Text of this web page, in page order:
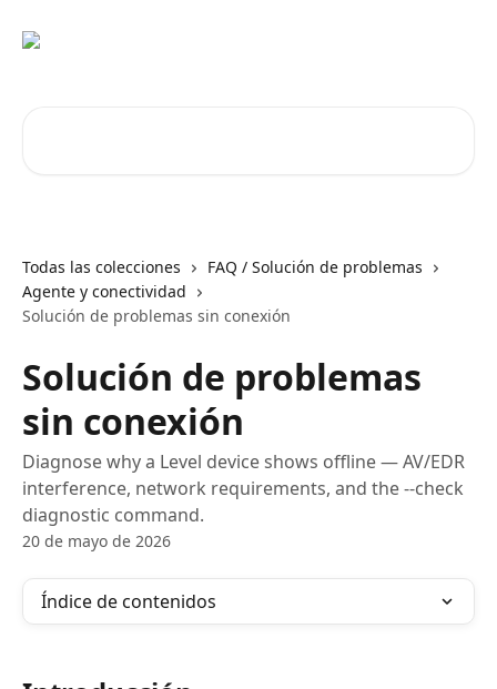
Todas las colecciones
FAQ / Solución de problemas
Agente y conectividad
Solución de problemas sin conexión
Solución de problemas
sin conexión
Diagnose why a Level device shows offline — AV/EDR
interference, network requirements, and the --check
diagnostic command.
20 de mayo de 2026
Índice de contenidos